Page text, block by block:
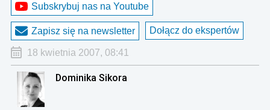
Subskrybuj nas na Youtube
Zapisz się na newsletter Dołącz do ekspertów
18 kwietnia 2007, 08:41
Dominika Sikora